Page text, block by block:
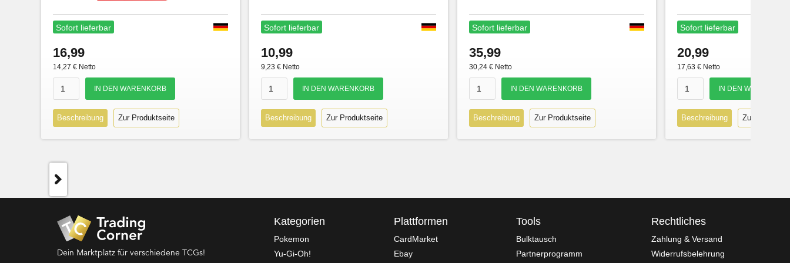
Sofort lieferbar
16,99
14,27 € Netto
Beschreibung Zur Produktseite
Sofort lieferbar
10,99
9,23 € Netto
Beschreibung Zur Produktseite
Sofort lieferbar
35,99
30,24 € Netto
Beschreibung Zur Produktseite
Sofort lieferbar
20,99
17,63 € Netto
Beschreibung Zur
Dein Marktplatz für verschiedene TCGs!
Kategorien
Pokemon
Yu-Gi-Oh!
Plattformen
CardMarket
Ebay
Tools
Bulktausch
Partnerprogramm
Rechtliches
Zahlung & Versand
Widerrufsbelehrung